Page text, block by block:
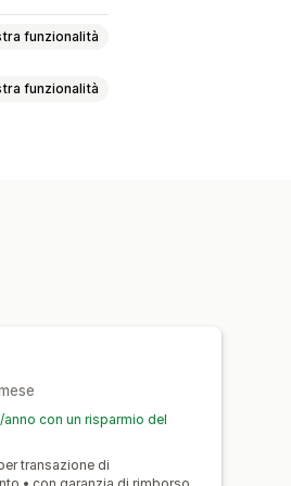
funzionalità
funzionalità
con un risparmio del
transazione di